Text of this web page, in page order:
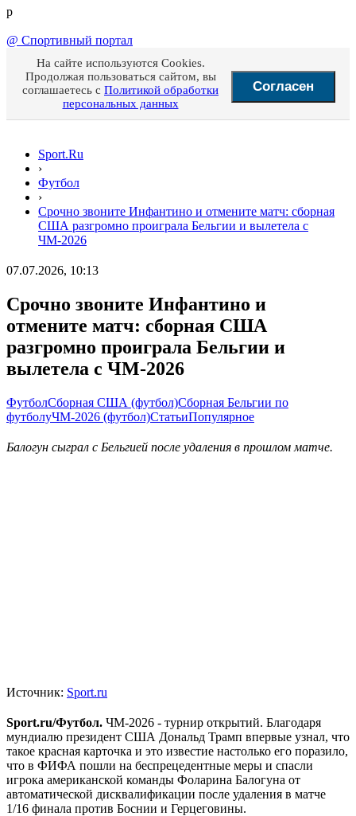
p
@ Спортивный портал
На сайте используются Cookies.
Продолжая пользоваться сайтом, вы
соглашаетесь с Политикой обработки
персональных данных
Согласен
Sport.Ru
›
Футбол
›
Срочно звоните Инфантино и отмените матч: сборная
США разгромно проиграла Бельгии и вылетела с
ЧМ-2026
07.07.2026, 10:13
Срочно звоните Инфантино и
отмените матч: сборная США
разгромно проиграла Бельгии и
вылетела с ЧМ-2026
ФутболСборная США (футбол)Сборная Бельгии по
футболуЧМ-2026 (футбол)СтатьиПопулярное
Балогун сыграл с Бельгией после удаления в прошлом матче.
Источник: Sport.ru
Sport.ru/Футбол. ЧМ-2026 - турнир открытий. Благодаря
мундиалю президент США Дональд Трамп впервые узнал, что
такое красная карточка и это известие настолько его поразило,
что в ФИФА пошли на беспрецедентные меры и спасли
игрока американской команды Фоларина Балогуна от
автоматической дисквалификации после удаления в матче
1/16 финала против Боснии и Герцеговины.